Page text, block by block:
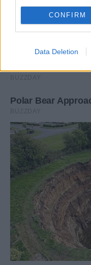
CONFIRM
Data Deletion